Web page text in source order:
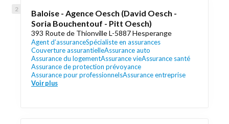
Baloise - Agence Oesch (David Oesch -
Soria Bouchentouf - Pitt Oesch)
393 Route de Thionville L-5887 Hesperange
Agent d’assuranceSpécialiste en assurances
Couverture assurantielleAssurance auto
Assurance du logementAssurance vieAssurance santé
Assurance de protection prévoyance
Assurance pour professionnelsAssurance entreprise
Voir plus